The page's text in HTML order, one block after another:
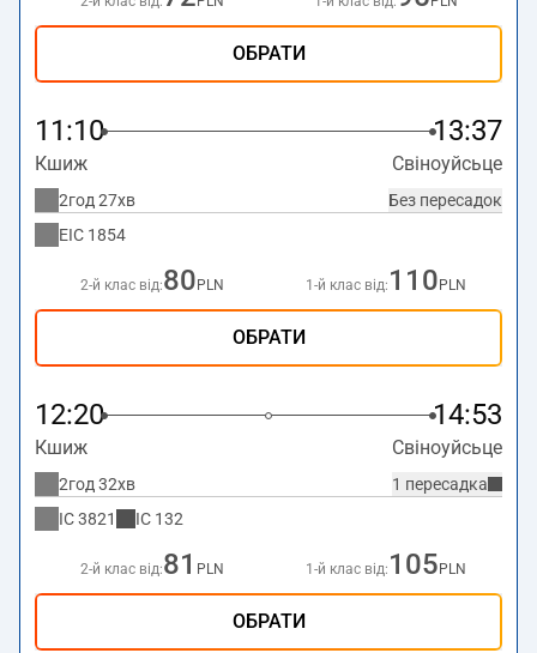
ОБРАТИ
11:10 13:37
Кшиж Свіноуйсьце
Без пересадок
2год 27хв
EIC 1854
2-й клас від:80 PLN 1-й клас від: 110 PLN
ОБРАТИ
12:20 14:53
Кшиж Свіноуйсьце
1 пересадка
2год 32хв
IC3821 IC 132
2-й клас від:81 PLN 1-й клас від: 105 PLN
ОБРАТИ